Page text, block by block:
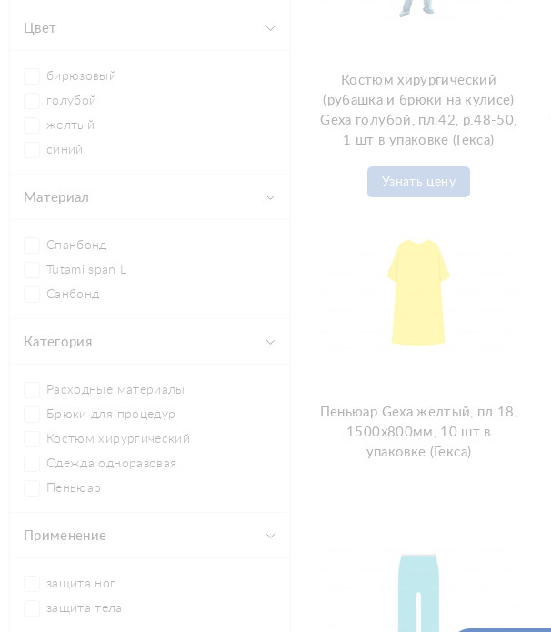
Цвет
бирюзовый
голубой
желтый
синий
Материал
Спанбонд
Tutami span L
Санбонд
Категория
Расходные материалы
Брюки для процедур
Костюм хирургический
Одежда одноразовая
Пеньюар
Применение
защита ног
защита тела
Костюм хирургический
(рубашка и брюки на кулисе)
Gexa голубой, пл.42, р.48-50,
1 шт в упаковке (Гекса)
Узнать цену
Пеньюар Gexa желтый, пл.18,
1500х800мм, 10 шт в
упаковке (Гекса)